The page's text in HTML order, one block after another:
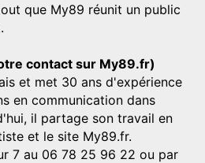
que My89 réunit un public
contact sur My89.fr)
et met 30 ans d'expérience
en communication dans
il partage son travail en
et le site My89.fr.
7 au 06 78 25 96 22 ou par